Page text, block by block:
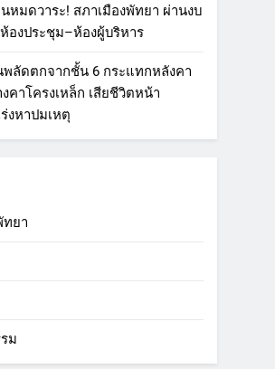
หมดวาระ! สภาเมืองพัทยา ผ่านงบ
องประชุม–ห้องผู้บริหาร
ลัดตกจากชั้น 6 กระแทกหลังคา
คาโครงเหล็ก เสียชีวิตหน้า
งหาปมเหตุ
ทยา
ม